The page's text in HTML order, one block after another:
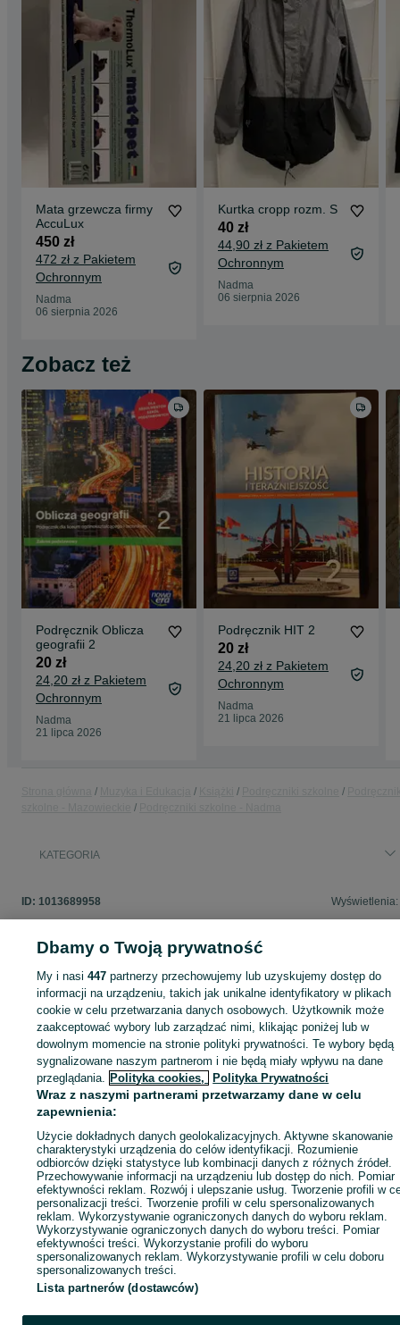
Mata grzewcza firmy
AccuLux
450 zł
472 zł z Pakietem
Ochronnym
Nadma
06 sierpnia 2026
Kurtka cropp rozm. S
40 zł
44,90 zł z Pakietem
Ochronnym
Nadma
06 sierpnia 2026
Zobacz też
Podręcznik Oblicza
geografii 2
20 zł
24,20 zł z Pakietem
Ochronnym
Nadma
21 lipca 2026
Podręcznik HIT 2
20 zł
24,20 zł z Pakietem
Ochronnym
Nadma
21 lipca 2026
KATEGORIA
ID: 1013689958 Wyświetlenia:
Zaloguj się lub załóż konto na OLX, aby skontaktować się z
sprzedającym
Zaloguj się / Załóż konto
Wyślij wiadomość Kup
Dbamy o Twoją prywatność
My i nasi447 partnerzy przechowujemy lub uzyskujemy dostęp do
informacji na urządzeniu, takich jak unikalne identyfikatory w plikach
cookie w celu przetwarzania danych osobowych. Użytkownik może
zaakceptować wybory lub zarządzać nimi, klikając poniżej lub w
dowolnym momencie na stronie polityki prywatności. Te wybory będą
sygnalizowane naszym partnerom i nie będą miały wpływu na dane
przeglądania. Polityka cookies, Polityka Prywatności
Wraz z naszymi partnerami przetwarzamy dane w celu
zapewnienia:
Użycie dokładnych danych geolokalizacyjnych. Aktywne skanowanie
charakterystyki urządzenia do celów identyfikacji. Rozumienie
odbiorców dzięki statystyce lub kombinacji danych z różnych źródeł.
Przechowywanie informacji na urządzeniu lub dostęp do nich. Pomiar
efektywności reklam. Rozwój i ulepszanie usług. Tworzenie profili w
personalizacji treści. Tworzenie profili w celu spersonalizowanych
reklam. Wykorzystywanie ograniczonych danych do wyboru reklam.
Wykorzystywanie ograniczonych danych do wyboru treści. Pomiar
efektywności treści. Wykorzystanie profili do wyboru
spersonalizowanych reklam. Wykorzystywanie profili w celu doboru
spersonalizowanych treści.
Lista partnerów (dostawców)